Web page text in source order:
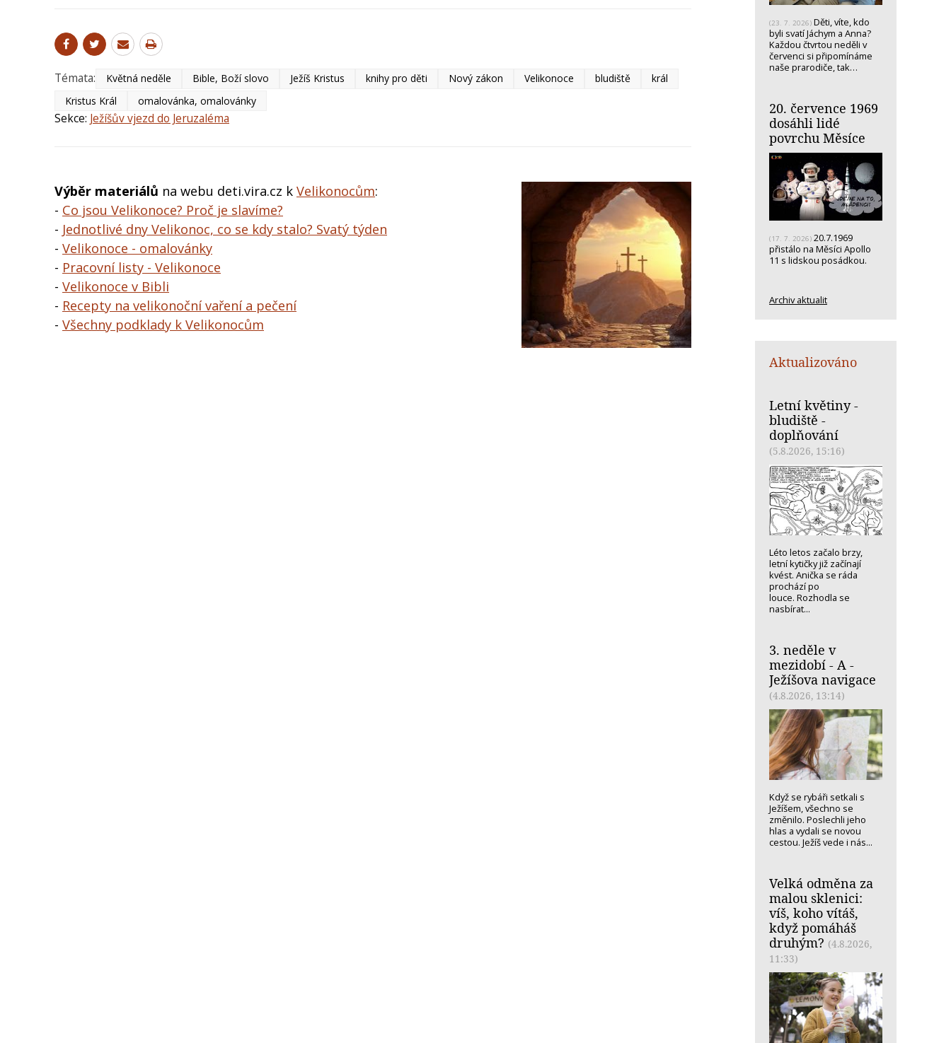
Témata: Květná neděle Bible, Boží slovo Ježíš Kristus knihy pro děti Nový zákon Velikonoce bludiště
král
Kristus Král
omalovánka, omalovánky
Sekce: Ježíšův vjezd do Jeruzaléma
Výběr materiálů na webu deti.vira.cz k Velikonocům:
- Co jsou Velikonoce? Proč je slavíme?
- Jednotlivé dny Velikonoc, co se kdy stalo? Svatý týden
- Velikonoce - omalovánky
- Pracovní listy - Velikonoce
- Velikonoce v Bibli
- Recepty na velikonoční vaření a pečení
- Všechny podklady k Velikonocům
(23. 7. 2026) Děti, víte, kdo
byli svatí Jáchym a Anna?
Každou čtvrtou neděli v
červenci si připomínáme
naše prarodiče, tak…
20. července 1969
dosáhli lidé
povrchu Měsíce
(17. 7. 2026) 20.7.1969
přistálo na Měsíci Apollo
11 s lidskou posádkou.
Archiv aktualit
Aktualizováno
Letní květiny -
bludiště -
doplňování
(5.8.2026, 15:16)
Léto letos začalo brzy,
letní kytičky již začínají
kvést. Anička se ráda
prochází po
louce. Rozhodla se
nasbírat...
3. neděle v
mezidobí - A -
Ježíšova navigace
(4.8.2026, 13:14)
Když se rybáři setkali s
Ježíšem, všechno se
změnilo. Poslechli jeho
hlas a vydali se novou
cestou. Ježíš vede i nás...
Velká odměna za
malou sklenici:
víš, koho vítáš,
když pomáháš
druhým? (4.8.2026,
11:33)